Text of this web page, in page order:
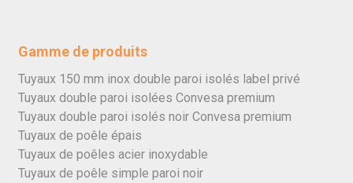
Gamme de produits
Tuyaux 150 mm inox double paroi isolés label privé
Tuyaux double paroi isolées Convesa premium
Tuyaux double paroi isolés noir Convesa premium
Tuyaux de poêle épais
Tuyaux de poêles acier inoxydable
Tuyaux de poêle simple paroi noir